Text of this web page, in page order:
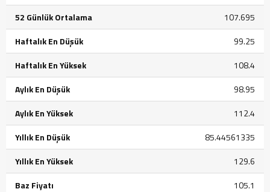
52 Günlük Ortalama
107.695
Haftalık En Düşük
99.25
Haftalık En Yüksek
108.4
Aylık En Düşük
98.95
Aylık En Yüksek
112.4
Yıllık En Düşük
85.44561335
Yıllık En Yüksek
129.6
Baz Fiyatı
105.1